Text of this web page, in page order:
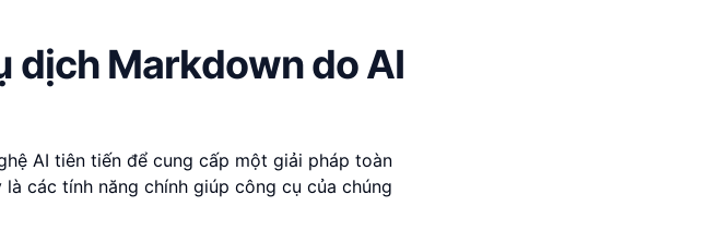
dịch Markdown do AI
AI tiên tiến để cung cấp một giải pháp toàn
các tính năng chính giúp công cụ của chúng